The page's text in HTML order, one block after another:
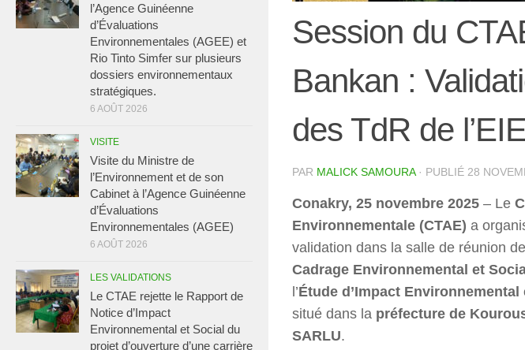
Session du
Bankan :
des TdR de
PAR MALICK SAMOURA · PUBLIÉ 28
Conakry, 25 novembre 2025 – Le
Environnementale (CTAE) a
validation dans la salle de réunion de
Cadrage Environnemental et
l’Étude d’Impact Environnemental
situé dans la préfecture de
SARLU.
l’Agence Guinéenne
d’Évaluations
Environnementales (AGEE) et
Rio Tinto Simfer sur plusieurs
dossiers environnementaux
stratégiques.
6 AOÛT 2026
VISITE
Visite du Ministre de
l’Environnement et de son
Cabinet à l’Agence Guinéenne
d’Évaluations
Environnementales (AGEE)
6 AOÛT 2026
LES VALIDATIONS
Le CTAE rejette le Rapport de
Notice d’Impact
Environnemental et Social du
projet d’ouverture d’une carrière